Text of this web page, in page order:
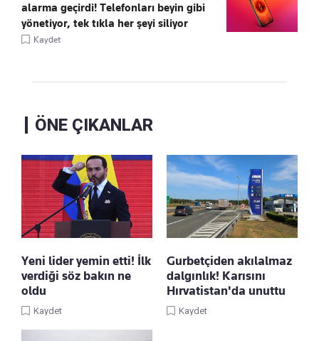
alarma geçirdi! Telefonları beyin gibi
yönetiyor, tek tıkla her şeyi siliyor
Kaydet
ÖNE ÇIKANLAR
Yeni lider yemin etti! İlk
verdiği söz bakın ne
oldu
Kaydet
Gurbetçiden akılalmaz
dalgınlık! Karısını
Hırvatistan'da unuttu
Kaydet